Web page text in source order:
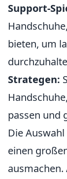
Support-
bieten, um
Strategen:
passen und
Die
einen
ausmachen.